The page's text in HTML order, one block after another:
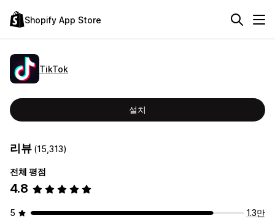
Shopify App Store
TikTok
설치
리뷰 (15,313)
전체 평점
4.8
5
1.3만